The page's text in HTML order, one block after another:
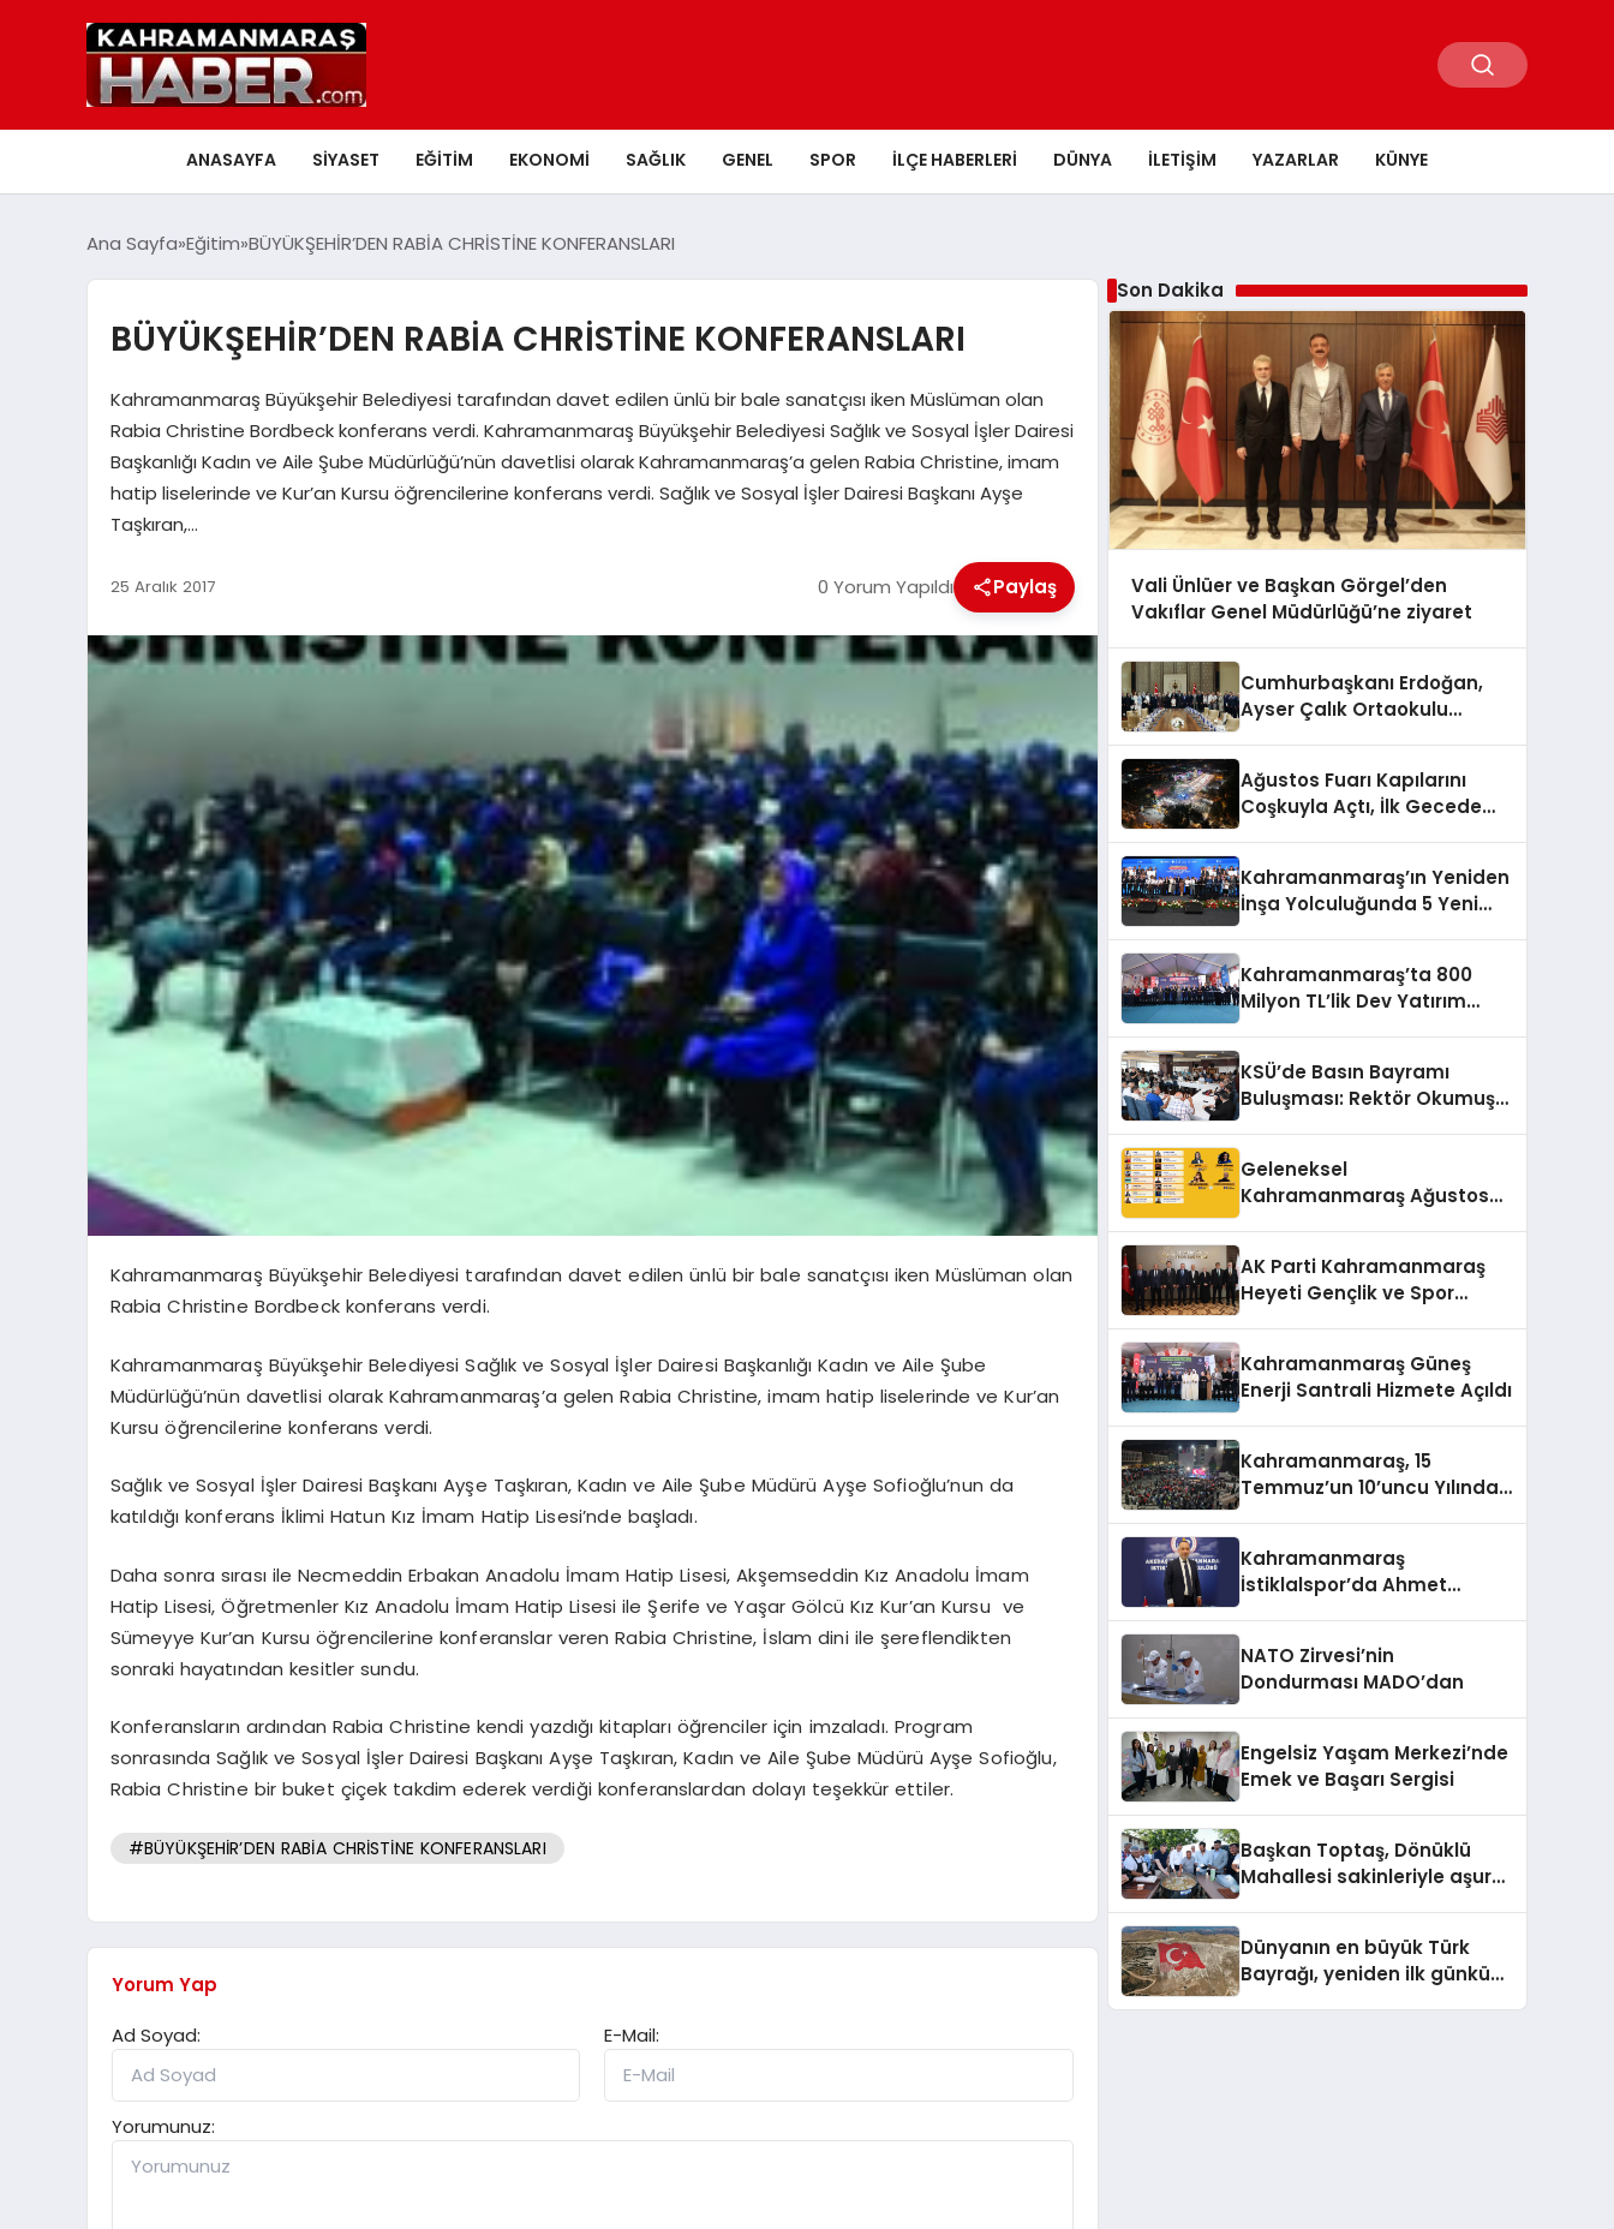
ANASAYFA SIYASET EĞITIM EKONOMI SAĞLIK GENEL SPOR İLÇE HABERLERI DÜNYA İLETIŞIM YAZARLAR KÜNYE
Ana Sayfa Eğitim BÜYÜKŞEHİR’DEN RABİA CHRİSTİNE KONFERANSLARI
BÜYÜKŞEHİR’DEN RABİA CHRİSTİNE KONFERANSLARI
Kahramanmaraş Büyükşehir Belediyesi tarafından davet edilen ünlü bir bale sanatçısı iken Müslüman olan
Rabia Christine Bordbeck konferans verdi. Kahramanmaraş Büyükşehir Belediyesi Sağlık ve Sosyal İşler Dairesi
Başkanlığı Kadın ve Aile Şube Müdürlüğü’nün davetlisi olarak Kahramanmaraş’a gelen Rabia Christine, imam
hatip liselerinde ve Kur’an Kursu öğrencilerine konferans verdi. Sağlık ve Sosyal İşler Dairesi Başkanı Ayşe
Taşkıran,…
25 Aralık 2017 0 Yorum Yapıldı Paylaş
Kahramanmaraş Büyükşehir Belediyesi tarafından davet edilen ünlü bir bale sanatçısı iken Müslüman olan
Rabia Christine Bordbeck konferans verdi.
Kahramanmaraş Büyükşehir Belediyesi Sağlık ve Sosyal İşler Dairesi Başkanlığı Kadın ve Aile Şube
Müdürlüğü’nün davetlisi olarak Kahramanmaraş’a gelen Rabia Christine, imam hatip liselerinde ve Kur’an
Kursu öğrencilerine konferans verdi.
Sağlık ve Sosyal İşler Dairesi Başkanı Ayşe Taşkıran, Kadın ve Aile Şube Müdürü Ayşe Sofioğlu’nun da
katıldığı konferans İklimi Hatun Kız İmam Hatip Lisesi’nde başladı.
Daha sonra sırası ile Necmeddin Erbakan Anadolu İmam Hatip Lisesi, Akşemseddin Kız Anadolu İmam
Hatip Lisesi, Öğretmenler Kız Anadolu İmam Hatip Lisesi ile Şerife ve Yaşar Gölcü Kız Kur’an Kursu ve
Sümeyye Kur’an Kursu öğrencilerine konferanslar veren Rabia Christine, İslam dini ile şereflendikten
sonraki hayatından kesitler sundu.
Konferansların ardından Rabia Christine kendi yazdığı kitapları öğrenciler için imzaladı. Program
sonrasında Sağlık ve Sosyal İşler Dairesi Başkanı Ayşe Taşkıran, Kadın ve Aile Şube Müdürü Ayşe Sofioğlu,
Rabia Christine bir buket çiçek takdim ederek verdiği konferanslardan dolayı teşekkür ettiler.
#BÜYÜKŞEHİR’DEN RABİA CHRİSTİNE KONFERANSLARI
Yorum Yap
Ad Soyad:
E-Mail:
Yorumunuz:
Son Dakika
Vali Ünlüer ve Başkan Görgel’den
Vakıflar Genel Müdürlüğü’ne ziyaret
Cumhurbaşkanı Erdoğan,
Ayser Çalık Ortaokulu
Ağustos Fuarı Kapılarını
Coşkuyla Açtı, İlk Gecede
Kahramanmaraş’ın Yeniden
İnşa Yolculuğunda 5 Yeni
Kahramanmaraş’ta 800
Milyon TL’lik Dev Yatırım
KSÜ’de Basın Bayramı
Buluşması: Rektör Okumuş
Geleneksel
Kahramanmaraş Ağustos
AK Parti Kahramanmaraş
Heyeti Gençlik ve Spor
Kahramanmaraş Güneş
Enerji Santrali Hizmete Açıldı
Kahramanmaraş, 15
Temmuz’un 10’uncu Yılında
Kahramanmaraş
İstiklalspor’da Ahmet
NATO Zirvesi’nin
Dondurması MADO’dan
Engelsiz Yaşam Merkezi’nde
Emek ve Başarı Sergisi
Başkan Toptaş, Dönüklü
Mahallesi sakinleriyle aşure
Dünyanın en büyük Türk
Bayrağı, yeniden ilk günkü